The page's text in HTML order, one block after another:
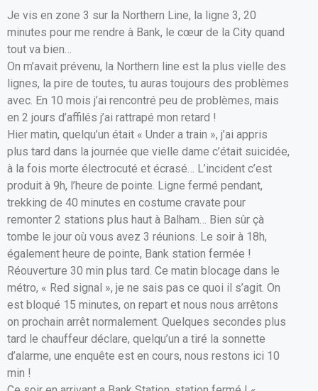
b
o
o
k
s
A
p
p
g
er
Je vis en zone 3 sur la Northern Line, la ligne 3, 20
minutes pour me rendre à Bank, le cœur de la City quand
tout va bien…
On m’avait prévenu, la Northern line est la plus vielle des
lignes, la pire de toutes, tu auras toujours des problèmes
avec. En 10 mois j’ai rencontré peu de problèmes, mais
en 2 jours d’affilés j’ai rattrapé mon retard !
Hier matin, quelqu’un était « Under a train », j’ai appris
plus tard dans la journée que vielle dame c’était suicidée,
à la fois morte électrocuté et écrasé… L’incident c’est
produit à 9h, l’heure de pointe. Ligne fermé pendant,
trekking de 40 minutes en costume cravate pour
remonter 2 stations plus haut à Balham… Bien sûr çà
tombe le jour où vous avez 3 réunions. Le soir à 18h,
également heure de pointe, Bank station fermée !
Réouverture 30 min plus tard. Ce matin blocage dans le
métro, « Red signal », je ne sais pas ce quoi il s’agit. On
est bloqué 15 minutes, on repart et nous nous arrêtons
on prochain arrêt normalement. Quelques secondes plus
tard le chauffeur déclare, quelqu’un a tiré la sonnette
d’alarme, une enquête est en cours, nous restons ici 10
min !